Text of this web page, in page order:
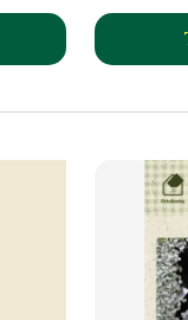
produktsida